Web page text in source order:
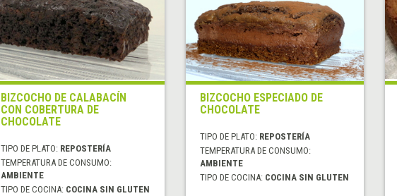
BIZCOCHO DE CALABACÍN
CON COBERTURA DE
CHOCOLATE
TIPO DE PLATO: REPOSTERÍA
TEMPERATURA DE CONSUMO:
AMBIENTE
TIPO DE COCINA: COCINA SIN GLUTEN
BIZCOCHO ESPECIADO DE
CHOCOLATE
TIPO DE PLATO: REPOSTERÍA
TEMPERATURA DE CONSUMO:
AMBIENTE
TIPO DE COCINA: COCINA SIN GLUTEN